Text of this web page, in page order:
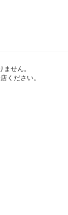
せん。
ください。